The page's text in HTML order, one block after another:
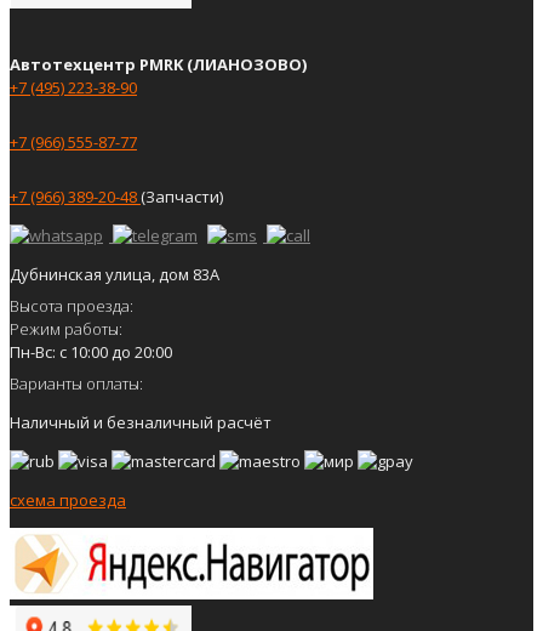
Автотехцентр PMRK (ЛИАНОЗОВО)
+7 (495) 223-38-90
+7 (966) 555-87-77
+7 (966) 389-20-48(Запчасти)
Дубнинская улица, дом 83А
Высота проезда:
Режим работы:
Пн-Вс: с 10:00 до 20:00
Варианты оплаты:
Наличный и безналичный расчёт
схема проезда